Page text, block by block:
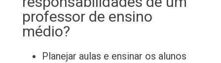
professor de ensino
médio?
Planejar aulas e ensinar os alunos